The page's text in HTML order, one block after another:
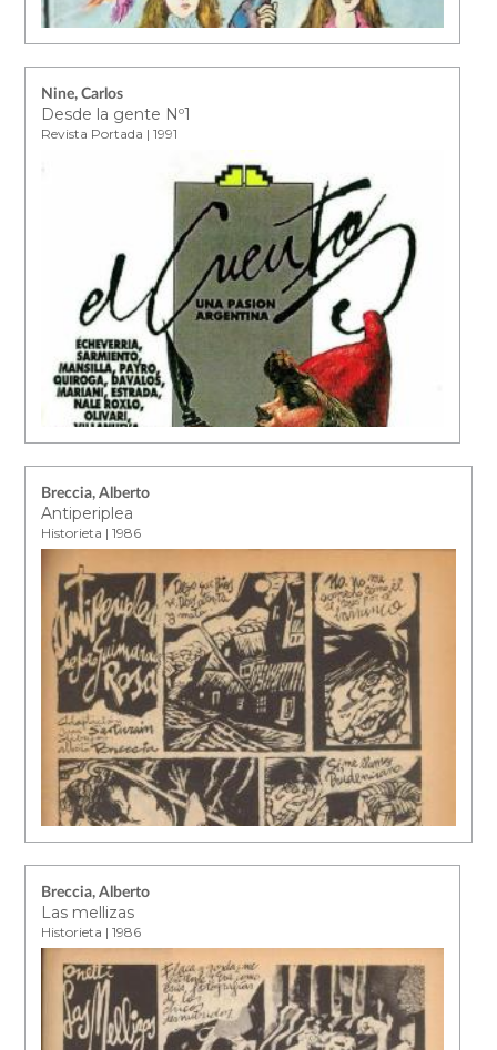
Nine, Carlos
Desde la gente Nº1
Revista Portada | 1991
Breccia, Alberto
Antiperiplea
Historieta | 1986
Breccia, Alberto
Las mellizas
Historieta | 1986